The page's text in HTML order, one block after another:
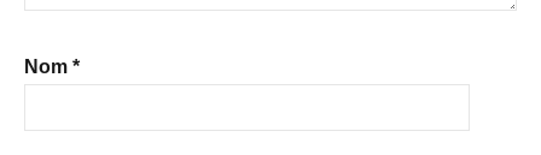
Nom *